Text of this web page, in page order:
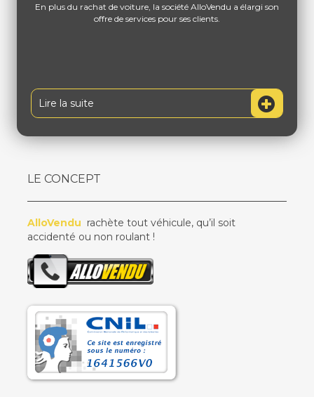
En plus du rachat de voiture, la société AlloVendu a élargi son
offre de services pour ses clients.
Lire la suite
LE CONCEPT
AlloVendu rachète tout véhicule, qu’il soit
accidenté ou non roulant !